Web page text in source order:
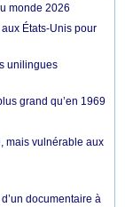
monde 2026
États-Unis pour
unilingues
grand qu’en 1969
mais vulnérable aux
documentaire à